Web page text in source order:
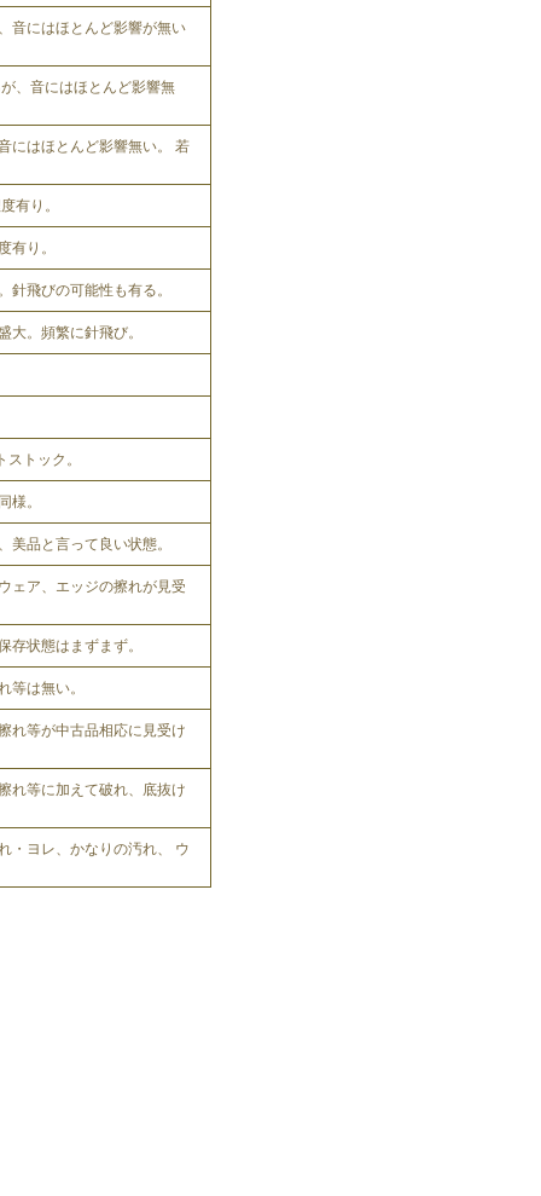
音にはほとんど影響が無い
、音にはほとんど影響無
にはほとんど影響無い。 若
有り。
有り。
針飛びの可能性も有る。
大。頻繁に針飛び。
トック。
様。
美品と言って良い状態。
ェア、エッジの擦れが見受
存状態はまずまず。
等は無い。
れ等が中古品相応に見受け
れ等に加えて破れ、底抜け
・ヨレ、かなりの汚れ、 ウ